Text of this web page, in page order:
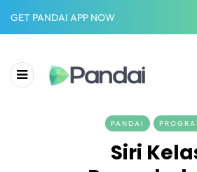
GET PANDAI APP NOW
PANDAI
Siri